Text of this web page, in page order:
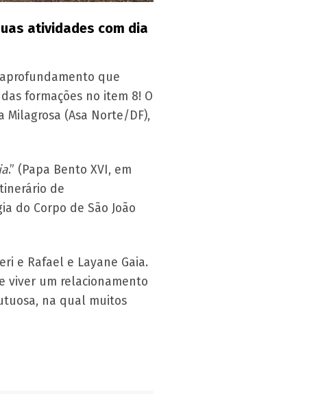
atividades com dia
que
formações no item 8! O
(Asa Norte/DF),
.” (Papa Bento XVI, em
de
do Corpo de São João
e Rafael e Layane Gaia.
viver um relacionamento
na qual muitos